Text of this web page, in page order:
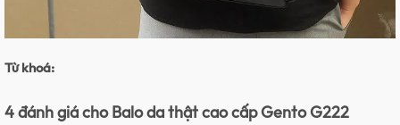
Từ khoá:
4 đánh giá choBalo da thật cao cấp Gento G222